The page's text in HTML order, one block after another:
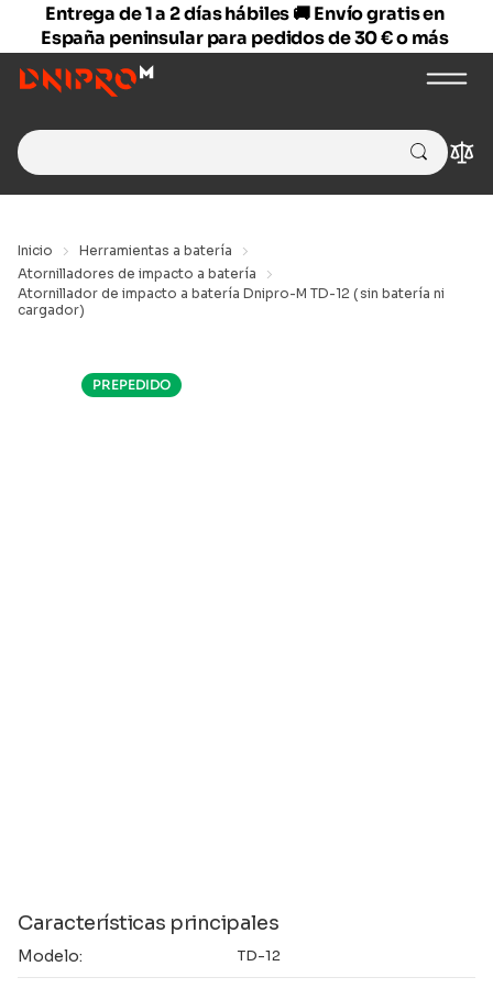
Entrega de 1 a 2 días hábiles 🚚 Envío gratis en
España peninsular para pedidos de 30 € o más
Search
for:
Inicio
Herramientas a batería
Atornilladores de impacto a batería
Atornillador de impacto a batería Dnipro-M TD-12 (sin batería ni
cargador)
PREPEDIDO
Características principales
Modelo: TD-12